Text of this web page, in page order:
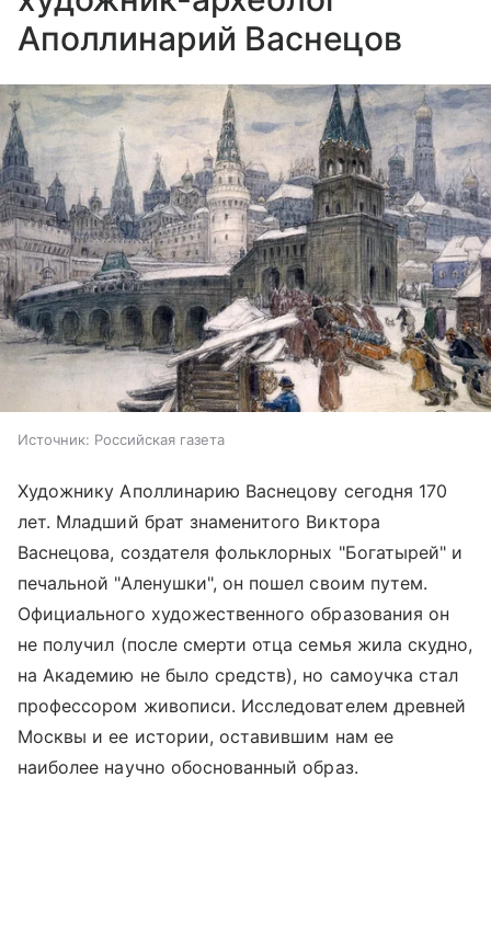
Аполлинарий Васнецов
Источник: Российская газета
Художнику Аполлинарию Васнецову сегодня 170
лет. Младший брат знаменитого Виктора
Васнецова, создателя фольклорных "Богатырей" и
печальной "Аленушки", он пошел своим путем.
Официального художественного образования он
не получил (после смерти отца семья жила скудно,
на Академию не было средств), но самоучка стал
профессором живописи. Исследователем древней
Москвы и ее истории, оставившим нам ее
наиболее научно обоснованный образ.